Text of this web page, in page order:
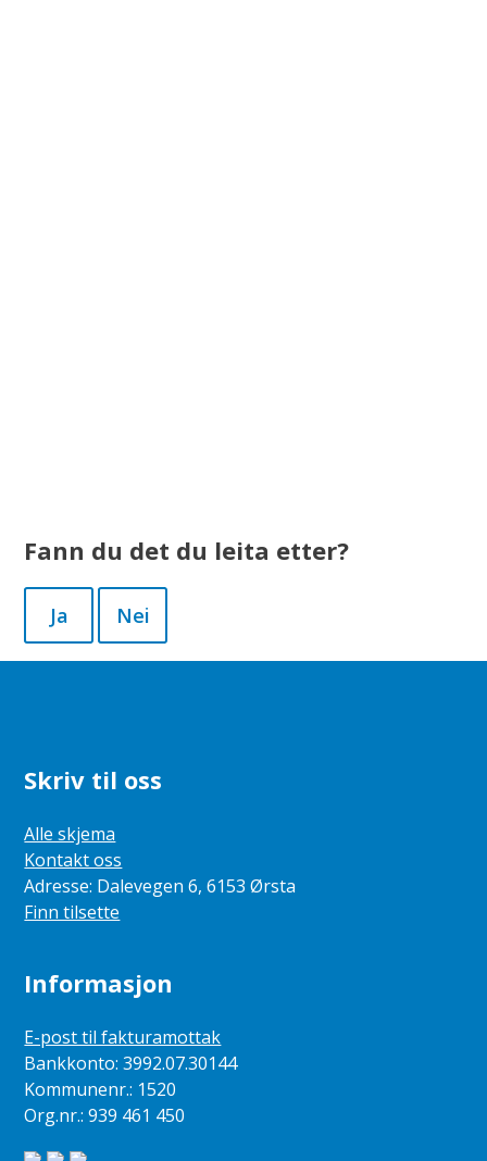
Fann du det du leita etter?
Ja Nei
Skriv til oss
Alle skjema
Kontakt oss
Adresse: Dalevegen 6, 6153 Ørsta
Finn tilsette
Informasjon
E-post til fakturamottak
Bankkonto: 3992.07.30144
Kommunenr.: 1520
Org.nr.: 939 461 450